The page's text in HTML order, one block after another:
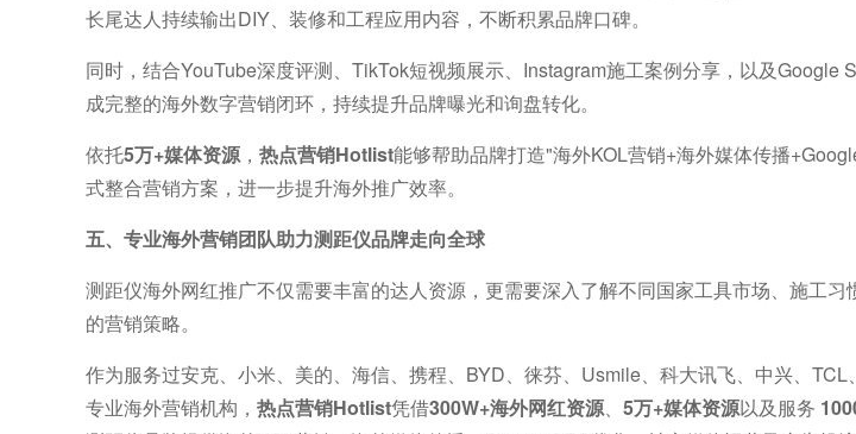
长尾达人持续输出DIY、装修和工程应用内容，不断积累品牌口碑。
同时，结合YouTube深度评测、TikTok短视频展示、Instagram施工案例分享，以及Google
成完整的海外数字营销闭环，持续提升品牌曝光和询盘转化。
依托5万+媒体资源， 热点营销Hotlist能够帮助品牌打造"海外KOL营销+海外媒体传播
式整合营销方案，进一步提升海外推广效率。
五、专业海外营销团队助力测距仪品牌走向全球
测距仪海外网红推广不仅需要丰富的达人资源，更需要深入了解不同国家工具市场、施工
的营销策略。
作为服务过安克、小米、美的、海信、携程、BYD、徕芬、Usmile、科大讯飞、中兴、
专业海外营销机构， 热点营销Hotlist凭借300W+海外网红资源、 5万+媒体资源以及服务